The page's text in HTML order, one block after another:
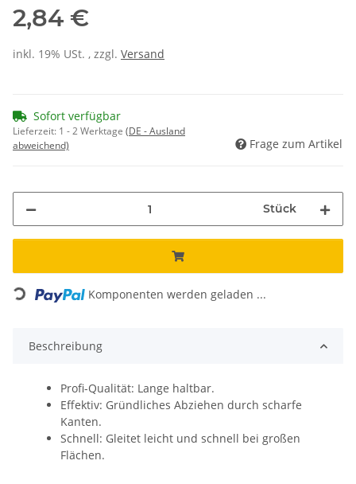
2,84 €
inkl. 19% USt. , zzgl. Versand
Sofort verfügbar
Lieferzeit: 1 - 2 Werktage (DE - Ausland
abweichend)
Frage zum Artikel
Stück
Loading... Komponenten werden geladen ...
Beschreibung
Profi-Qualität: Lange haltbar.
Effektiv: Gründliches Abziehen durch scharfe
Kanten.
Schnell: Gleitet leicht und schnell bei großen
Flächen.